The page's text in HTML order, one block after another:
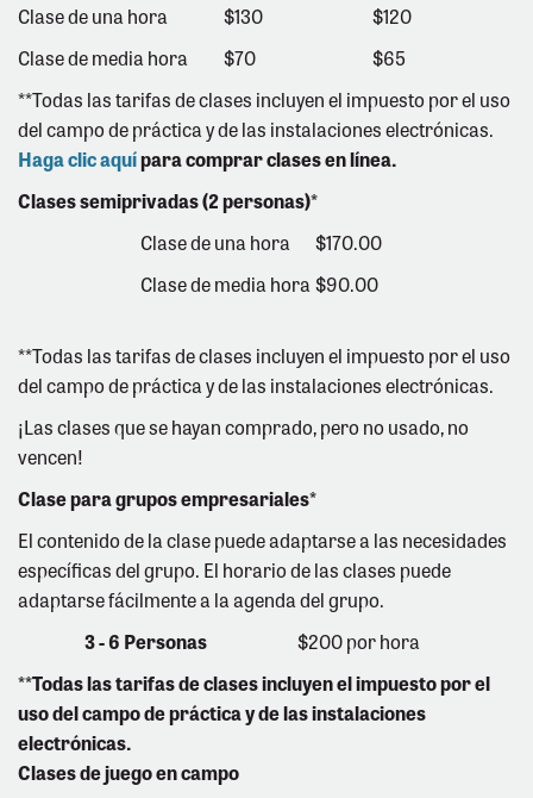
Clase de una hora
$130
$120
Clase de media hora
$70
$65
**Todas las tarifas de clases incluyen el impuesto por el uso
del campo de práctica y de las instalaciones electrónicas.
Haga clic aquípara comprar clases en línea.
Clases semiprivadas (2 personas)*
Clase de una hora $170.00
Clase de media hora$90.00
**Todas las tarifas de clases incluyen el impuesto por el uso
del campo de práctica y de las instalaciones electrónicas.
¡Las clases que se hayan comprado, pero no usado, no
vencen!
Clase para grupos empresariales*
El contenido de la clase puede adaptarse a las necesidades
específicas del grupo. El horario de las clases puede
adaptarse fácilmente a la agenda del grupo.
3 - 6 Personas
$200 por hora
**Todas las tarifas de clases incluyen el impuesto por el
uso del campo de práctica y de las instalaciones
electrónicas.
Clases de juego en campo